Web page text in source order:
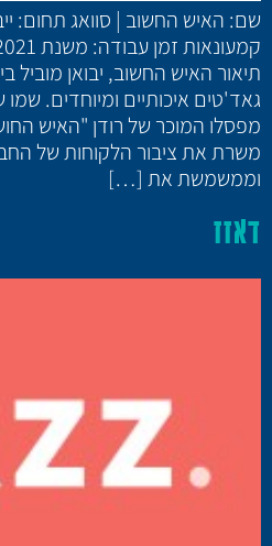
שם: האיש החשוב | סוואג תחום:
תיאור האיש החשוב, יבואן מוביל
גאד'טים איכותיים ומיוחדים.
מפסלו המוכר של רודן "האיש
משרת את ציבור הלקוחות של
וממשמשת את […]
דאזז